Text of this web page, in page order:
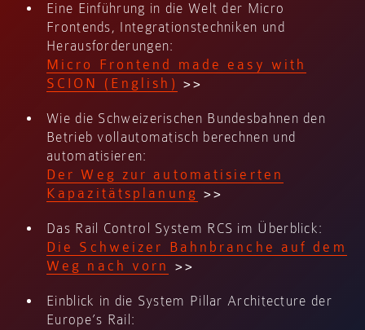
Eine Einführung in die Welt der Micro
Frontends, Integrationstechniken und
Herausforderungen:
Micro Frontend made easy with
SCION (English) >>
Wie die Schweizerischen Bundesbahnen den
Betrieb vollautomatisch berechnen und
automatisieren:
Der Weg zur automatisierten
Kapazitätsplanung >>
Das Rail Control System RCS im Überblick:
Die Schweizer Bahnbranche auf dem
Weg nach vorn
>>
Einblick in die System Pillar Architecture der
Europe’s Rail: